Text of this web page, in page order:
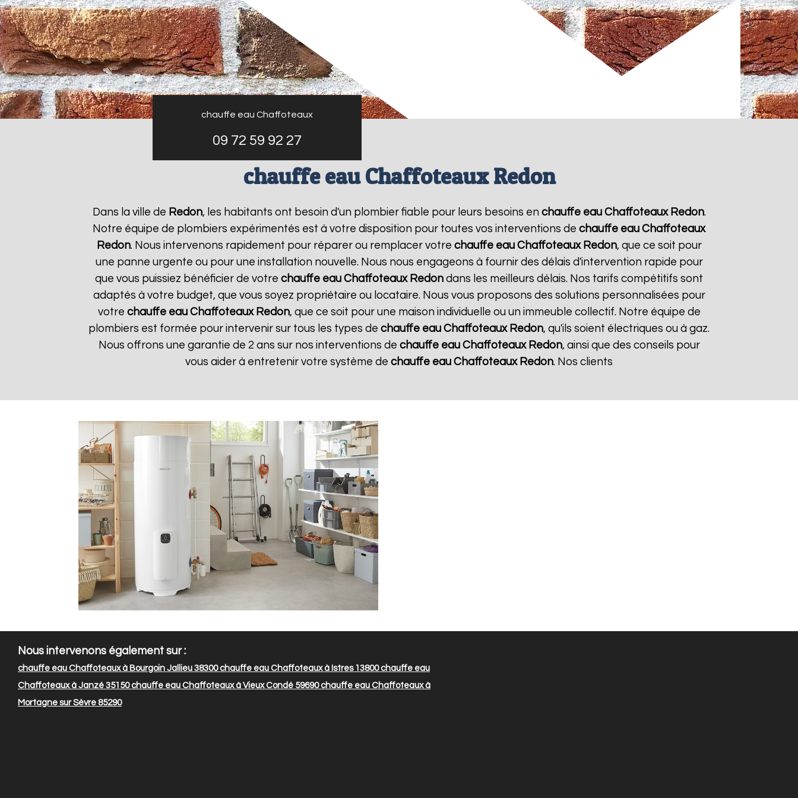
chauffe eau Chaffoteaux
09 72 59 92 27
chauffe eau Chaffoteaux Redon
Dans la ville de Redon, les habitants ont besoin d'un plombier fiable pour leurs besoins en chauffe eau Chaffoteaux Redon.
Notre équipe de plombiers expérimentés est à votre disposition pour toutes vos interventions de chauffe eau Chaffoteaux
Redon. Nous intervenons rapidement pour réparer ou remplacer votre chauffe eau Chaffoteaux Redon, que ce soit pour
une panne urgente ou pour une installation nouvelle. Nous nous engageons à fournir des délais d'intervention rapide pour
que vous puissiez bénéficier de votre chauffe eau Chaffoteaux Redon dans les meilleurs délais. Nos tarifs compétitifs sont
adaptés à votre budget, que vous soyez propriétaire ou locataire. Nous vous proposons des solutions personnalisées pour
votre chauffe eau Chaffoteaux Redon, que ce soit pour une maison individuelle ou un immeuble collectif. Notre équipe de
plombiers est formée pour intervenir sur tous les types de chauffe eau Chaffoteaux Redon, qu'ils soient électriques ou à gaz.
Nous offrons une garantie de 2 ans sur nos interventions de chauffe eau Chaffoteaux Redon, ainsi que des conseils pour
vous aider à entretenir votre système de chauffe eau Chaffoteaux Redon. Nos clients
Nous intervenons également sur :
chauffe eau Chaffoteaux à Bourgoin Jallieu 38300chauffe eau Chaffoteaux à Istres 13800chauffe eau
Chaffoteaux à Janzé 35150chauffe eau Chaffoteaux à Vieux Condé 59690chauffe eau Chaffoteaux à
Mortagne sur Sèvre 85290